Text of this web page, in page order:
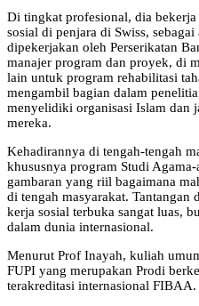
Di tingkat profesional, dia bekerja
sosial di penjara di Swiss,
dipekerjakan oleh Perserikatan
manajer program dan proyek, di
lain untuk program rehabilitasi
mengambil bagian dalam
menyelidiki organisasi Islam dan
mereka.
Kehadirannya di tengah-tengah
khususnya program Studi
gambaran yang riil bagaimana
di tengah masyarakat. Tantangan
kerja sosial terbuka sangat luas,
dalam dunia internasional.
Menurut Prof Inayah, kuliah
FUPI yang merupakan Prodi
terakreditasi internasional FIBAA.